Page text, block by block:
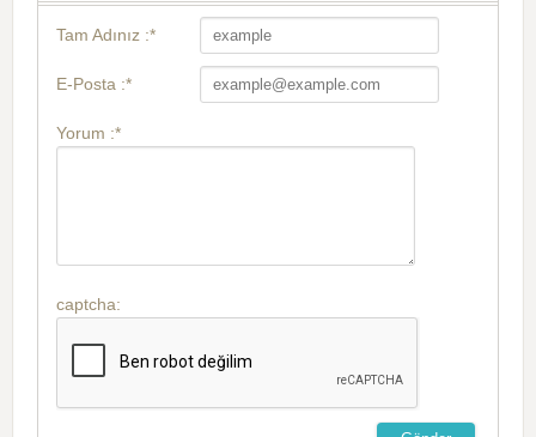
Tam Adınız :*
E-Posta :*
Yorum :*
captcha: